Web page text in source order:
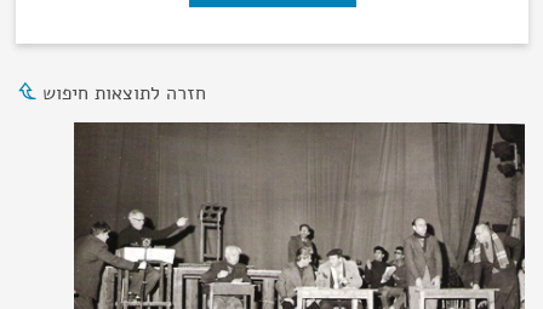
חזרה לתוצאות חיפוש